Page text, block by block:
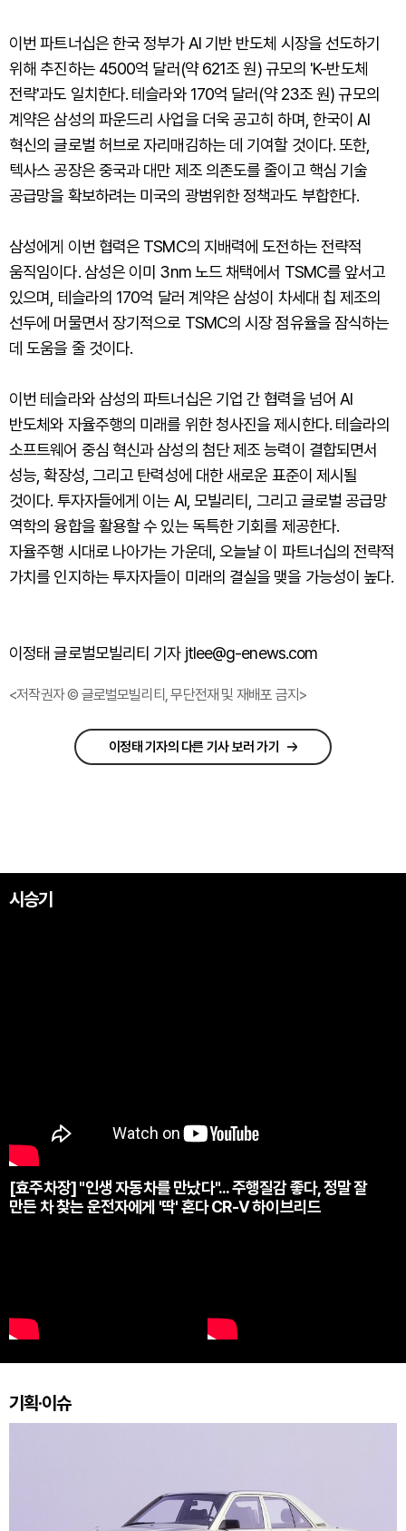
이번 파트너십은 한국 정부가 AI 기반 반도체 시장을 선도하기
위해 추진하는 4500억 달러(약 621조 원) 규모의 'K-반도체
전략'과도 일치한다. 테슬라와 170억 달러(약 23조 원) 규모의
계약은 삼성의 파운드리 사업을 더욱 공고히 하며, 한국이 AI
혁신의 글로벌 허브로 자리매김하는 데 기여할 것이다. 또한,
텍사스 공장은 중국과 대만 제조 의존도를 줄이고 핵심 기술
공급망을 확보하려는 미국의 광범위한 정책과도 부합한다.
삼성에게 이번 협력은 TSMC의 지배력에 도전하는 전략적
움직임이다. 삼성은 이미 3nm 노드 채택에서 TSMC를 앞서고
있으며, 테슬라의 170억 달러 계약은 삼성이 차세대 칩 제조의
선두에 머물면서 장기적으로 TSMC의 시장 점유율을 잠식하는
데 도움을 줄 것이다.
이번 테슬라와 삼성의 파트너십은 기업 간 협력을 넘어 AI
반도체와 자율주행의 미래를 위한 청사진을 제시한다. 테슬라의
소프트웨어 중심 혁신과 삼성의 첨단 제조 능력이 결합되면서
성능, 확장성, 그리고 탄력성에 대한 새로운 표준이 제시될
것이다. 투자자들에게 이는 AI, 모빌리티, 그리고 글로벌 공급망
역학의 융합을 활용할 수 있는 독특한 기회를 제공한다.
자율주행 시대로 나아가는 가운데, 오늘날 이 파트너십의 전략적
가치를 인지하는 투자자들이 미래의 결실을 맺을 가능성이 높다.
이정태 글로벌모빌리티 기자 jtlee@g-enews.com
<저작권자 © 글로벌모빌리티, 무단전재 및 재배포 금지>
이정태 기자의 다른 기사 보러 가기
시승기
[효주차장] "인생 자동차를 만났다"... 주행질감 좋다, 정말 잘
만든 차 찾는 운전자에게 '딱' 혼다 CR-V 하이브리드
기획·이슈